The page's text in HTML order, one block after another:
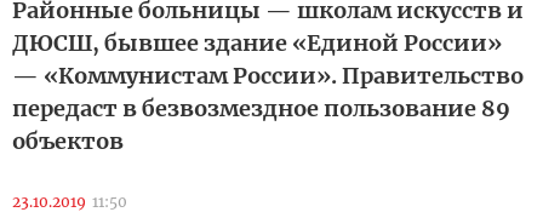
Районные больницы — школам искусств и
ДЮСШ, бывшее здание «Единой России»
— «Коммунистам России». Правительство
передаст в безвозмездное пользование 89
объектов
23.10.2019 11:50